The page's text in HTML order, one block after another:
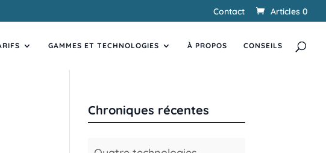
Contact Articles 0
GAMMES ET TECHNOLOGIES À PROPOS CONSEILS
Recherche
produits
Chroniques récentes